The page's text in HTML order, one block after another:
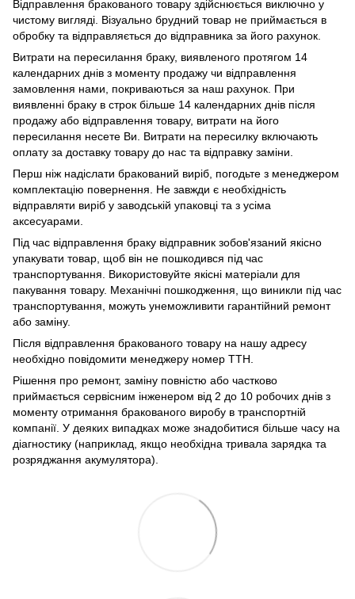
Відправлення бракованого товару здійснюється виключно у
чистому вигляді. Візуально брудний товар не приймається в
обробку та відправляється до відправника за його рахунок.
Витрати на пересилання браку, виявленого протягом 14
календарних днів з моменту продажу чи відправлення
замовлення нами, покриваються за наш рахунок. При
виявленні браку в строк більше 14 календарних днів після
продажу або відправлення товару, витрати на його
пересилання несете Ви. Витрати на пересилку включають
оплату за доставку товару до нас та відправку заміни.
Перш ніж надіслати бракований виріб, погодьте з менеджером
комплектацію повернення. Не завжди є необхідність
відправляти виріб у заводській упаковці та з усіма
аксесуарами.
Під час відправлення браку відправник зобов'язаний якісно
упакувати товар, щоб він не пошкодився під час
транспортування. Використовуйте якісні матеріали для
пакування товару. Механічні пошкодження, що виникли під час
транспортування, можуть унеможливити гарантійний ремонт
або заміну.
Після відправлення бракованого товару на нашу адресу
необхідно повідомити менеджеру номер ТТН.
Рішення про ремонт, заміну повністю або частково
приймається сервісним інженером від 2 до 10 робочих днів з
моменту отримання бракованого виробу в транспортній
компанії. У деяких випадках може знадобитися більше часу на
діагностику (наприклад, якщо необхідна тривала зарядка та
розряджання акумулятора).